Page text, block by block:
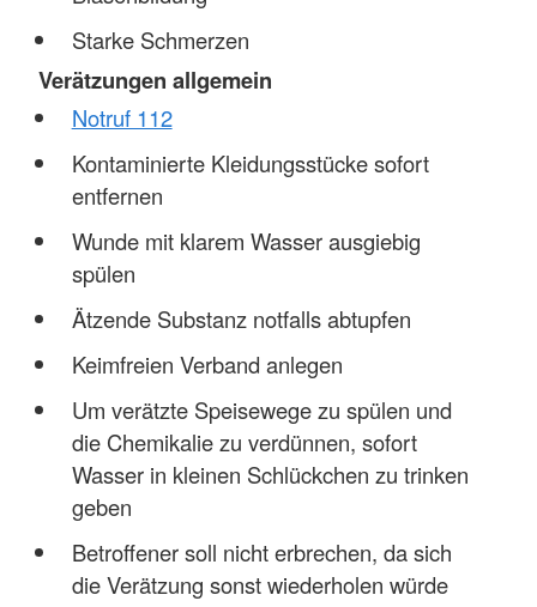
Starke Schmerzen
Verätzungen allgemein
Notruf 112
Kontaminierte Kleidungsstücke sofort
entfernen
Wunde mit klarem Wasser ausgiebig
spülen
Ätzende Substanz notfalls abtupfen
Keimfreien Verband anlegen
Um verätzte Speisewege zu spülen und
die Chemikalie zu verdünnen, sofort
Wasser in kleinen Schlückchen zu trinken
geben
Betroffener soll nicht erbrechen, da sich
die Verätzung sonst wiederholen würde